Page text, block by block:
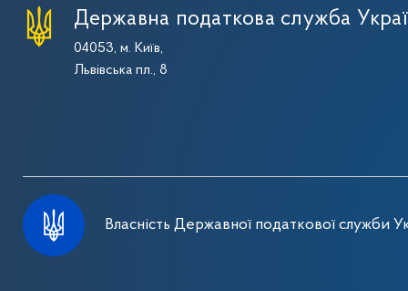
Державна податкова служба
04053, м. Київ,
Львівська пл., 8
Власність Державної податкової служби